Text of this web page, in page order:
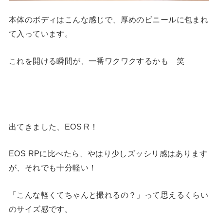
本体のボディはこんな感じで、厚めのビニールに包まれ
て入っています。
これを開ける瞬間が、一番ワクワクするかも 笑
出てきました、EOS R！
EOS RPに比べたら、やはり少しズッシリ感はあります
が、それでも十分軽い！
「こんな軽くてちゃんと撮れるの？」って思えるくらい
のサイズ感です。